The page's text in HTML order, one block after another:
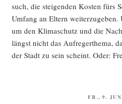
such, die stei­gen­den Kos­ten fürs
Umfang an Eltern wei­ter­zu­ge­ben.
um den Kli­ma­schutz und die
längst nicht das Auf­re­ger­the­ma,
der Stadt zu sein scheint. Oder:
FR., 9.